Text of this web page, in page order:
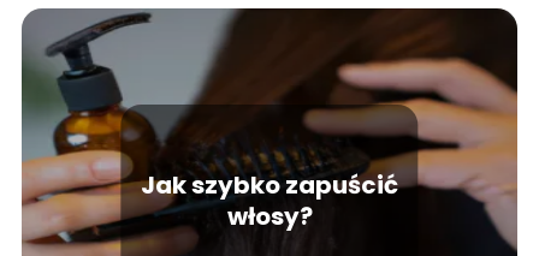
Jak szybko zapuścić
włosy?